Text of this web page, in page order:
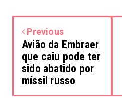
Previous
Avião da Embraer
que caiu pode ter
sido abatido por
míssil russo